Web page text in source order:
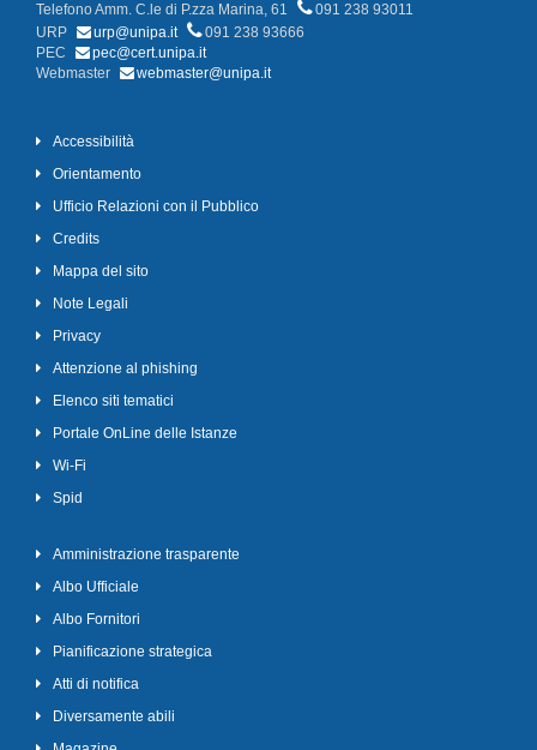
Telefono Amm. C.le di P.zza Marina, 61
091 238 93011
URP
urp@unipa.it
091 238 93666
PEC
pec@cert.unipa.it
Webmaster
webmaster@unipa.it
Accessibilità
Orientamento
Ufficio Relazioni con il Pubblico
Credits
Mappa del sito
Note Legali
Privacy
Attenzione al phishing
Elenco siti tematici
Portale OnLine delle Istanze
Wi-Fi
Spid
Amministrazione trasparente
Albo Ufficiale
Albo Fornitori
Pianificazione strategica
Atti di notifica
Diversamente abili